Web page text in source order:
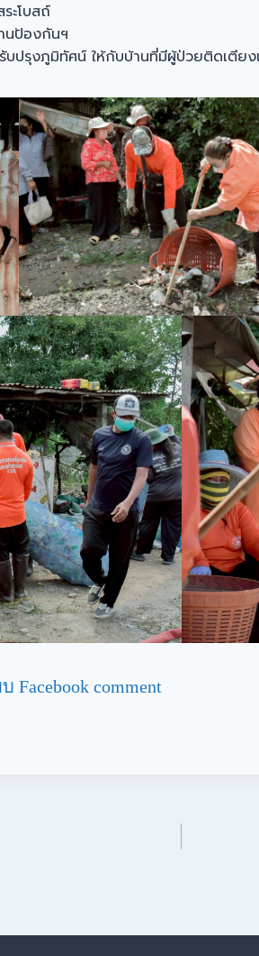
ะโบสถ์
นป้องกันฯ
ปรุงภูมิทัศน์ ให้กับบ้านที่มีผู้ป่วยติดเตียง
comment